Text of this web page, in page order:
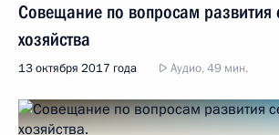
Совещание по вопросам развития
хозяйства
13 октября 2017 года Аудио, 49 мин.